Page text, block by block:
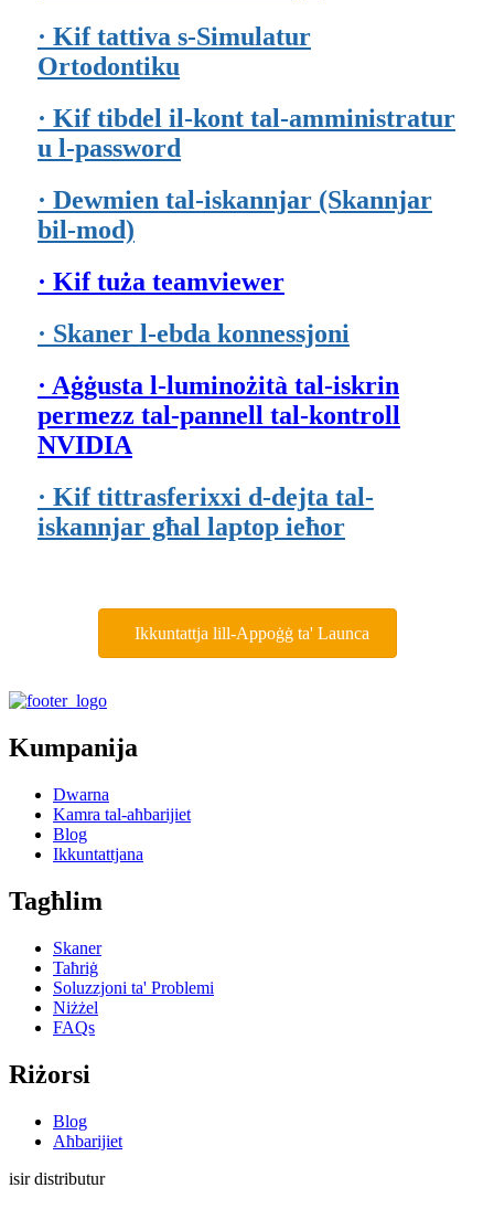
· Kif tattiva s-Simulatur
Ortodontiku
· Kif tibdel il-kont tal-amministratur
u l-password
· Dewmien tal-iskannjar (Skannjar
bil-mod)
· Kif tuża teamviewer
· Skaner l-ebda konnessjoni
· Aġġusta l-luminożità tal-iskrin
permezz tal-pannell tal-kontroll
NVIDIA
· Kif tittrasferixxi d-dejta tal-
iskannjar għal laptop ieħor
Ikkuntattja lill-Appoġġ ta' Launca
Kumpanija
Dwarna
Kamra tal-aħbarijiet
Blog
Ikkuntattjana
Tagħlim
Skaner
Taħriġ
Soluzzjoni ta' Problemi
Niżżel
FAQs
Riżorsi
Blog
Aħbarijiet
isir distributur